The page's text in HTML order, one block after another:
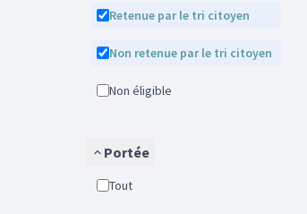
Retenue par le tri citoyen
Non retenue par le tri citoyen
Non éligible
Portée
Tout